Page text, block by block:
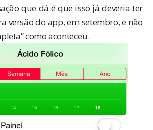
que dá é que isso já deveria ter
versão do app, em setembro, e não
como aconteceu.